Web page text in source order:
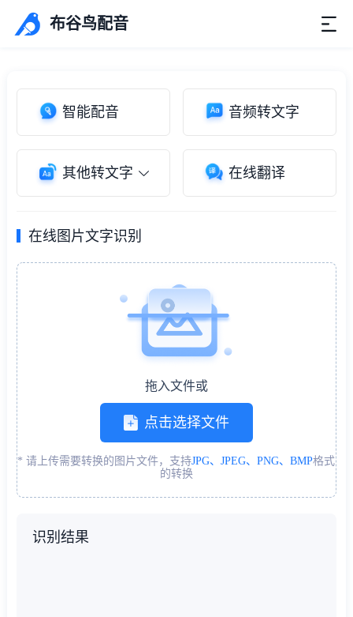
布谷鸟配音
智能配音 音频转文字
其他转文字 在线翻译
在线图片文字识别
拖入文件或
点击选择文件
* 请上传需要转换的图片文件，支持JPG、JPEG、PNG、BMP格式
的转换
识别结果